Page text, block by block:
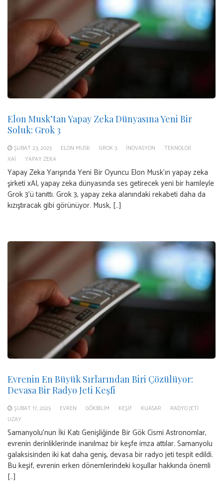
Elon Musk’tan Yapay Zeka Dünyasına Yeni Bir
Soluk: Grok 3
ŞUBAT 23, 2025 ELON MUSK GROK 3 INOVASYON
TEKNOLOJI
XAI
YAPAY ZEKA
Yapay Zeka Yarışında Yeni Bir Oyuncu Elon Musk’ın yapay zeka
şirketi xAI, yapay zeka dünyasında ses getirecek yeni bir hamleyle
Grok 3’ü tanıttı. Grok 3, yapay zeka alanındaki rekabeti daha da
kızıştıracak gibi görünüyor. Musk, […]
Evrenin En Büyük Sırlarından Biri Çözülüyor:
Devasa Bir Radyo Jeti Keşfi
ŞUBAT 17, 2025 EVREN GÖKBILIM KEŞIF KUASAR
RADYO JETI
UZAY
Samanyolu’nun İki Katı Genişliğinde Bir Gök Cismi Astronomlar,
evrenin derinliklerinde inanılmaz bir keşfe imza attılar. Samanyolu
galaksisinden iki kat daha geniş, devasa bir radyo jeti tespit edildi.
Bu keşif, evrenin erken dönemlerindeki koşullar hakkında önemli
[…]